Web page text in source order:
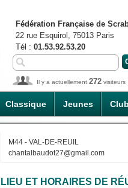
Classique Jeunes
Fédération Française de
22 rue Esquirol, 75013 Paris
Tél : 01.53.92.53.20
Il y a actuellement 272 visiteurs
M44 - VAL-DE-REUIL
chantalbaudot27@gmail.com
LIEU ET HORAIRES DE